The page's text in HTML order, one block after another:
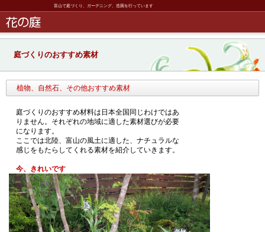
富山で庭づくり、ガーデニング、造園を行っています
庭づくりのおすすめ素材
植物、自然石、その他おすすめ素材
庭づくりのおすすめ材料は日本全国同じわけではあ
りません。それぞれの地域に適した素材選びが必要
になります。
ここでは北陸、富山の風土に適した、ナチュラルな
感じをもたらしてくれる素材を紹介していきます。
今、きれいです